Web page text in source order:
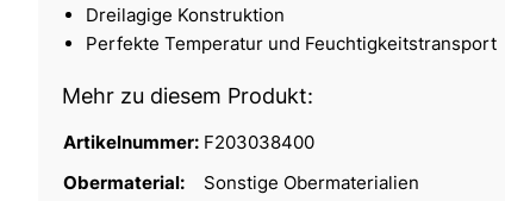
Dreilagige Konstruktion
Perfekte Temperatur und Feuchtigkeitstransport
Mehr zu diesem Produkt:
Artikelnummer: F203038400
Obermaterial:
Sonstige Obermaterialien